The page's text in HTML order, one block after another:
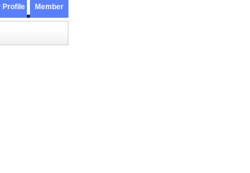
Profile Member